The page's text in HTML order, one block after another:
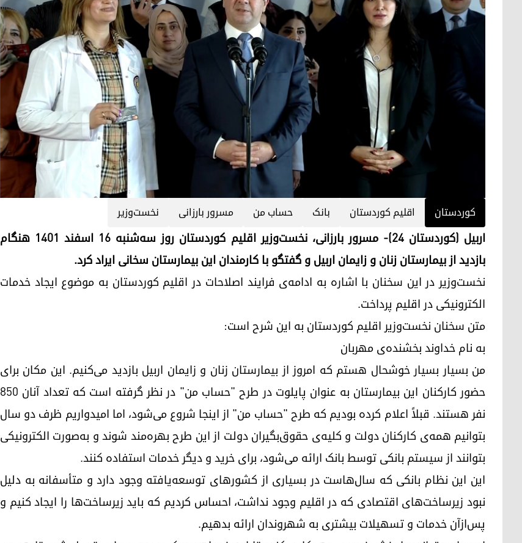
کوردستان اقلیم کوردستان بانک‌ حساب من مسرور بارزانی نخست‌وزیر
اربیل (کوردستان ۲۴)- مسرور بارزانی، نخست‌وزیر اقلیم کوردستان روز سه‌شنبه ١٦ اسفند ١٤٠١ هنگام
بازدید از بیمارستان زنان و زایمان اربیل و گفتگو با کارمندان این بیمارستان سخانی ایراد کرد.
نخست‌وزیر در این سخنان با اشاره به ادامه‌ی فرایند اصلاحات در اقلیم کوردستان به موضوع ایجاد خدمات
الکترونیکی در اقلیم پرداخت.
متن سخنان نخست‌وزیر اقلیم کوردستان به این شرح است:
به نام خداوند بخشنده‌ی مهربان
من بسیار بسیار خوشحال هستم که امروز از بیمارستان زنان و زایمان اربیل بازدید می‌کنیم. این مکان برای
حضور کارکنان این بیمارستان به عنوان پایلوت در طرح "حساب من" در نظر گرفته است که تعداد آنان ۸۵۰
نفر هستند. قبلاً اعلام کرده بودیم که طرح "حساب من" از اینجا شروع می‌شود، اما امیدواریم ظرف دو سال
بتوانیم همه‌ی کارکنان دولت و کلیه‌ی حقوق‌بگیران دولت از این طرح بهره‌مند شوند و به‌صورت الکترونیکی
بتوانند از سیستم بانکی توسط بانک ارائه می‌شود، برای خرید و دیگر خدمات استفاده کنند.
این این نظام بانکی که سال‌هاست در بسیاری از کشورهای توسعه‌یافته وجود دارد و متأسفانه به دلیل
نبود زیرساخت‌های اقتصادی که در اقلیم وجود نداشت، احساس کردیم که باید زیرساخت‌ها را ایجاد کنیم و
پس‌ازآن خدمات و تسهیلات بیشتری به شهروندان ارائه بدهیم.